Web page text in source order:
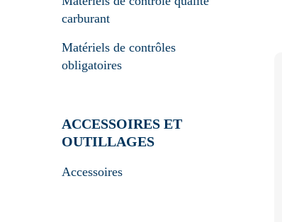
carburant
Matériels de contrôles
obligatoires
ACCESSOIRES ET
OUTILLAGES
Accessoires